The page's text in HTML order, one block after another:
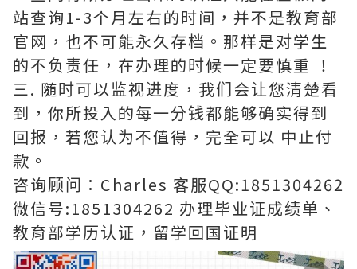
站查询1-3个月左右的时间，并不是教育部
官网，也不可能永久存档。那样是对学生
的不负责任，在办理的时候一定要慎重 ！
三. 随时可以监视进度，我们会让您清楚看
到，你所投入的每一分钱都能够确实得到
回报，若您认为不值得，完全可以 中止付
款。
咨询顾问：Charles 客服QQ:1851304262
微信号:1851304262 办理毕业证成绩单、
教育部学历认证，留学回国证明